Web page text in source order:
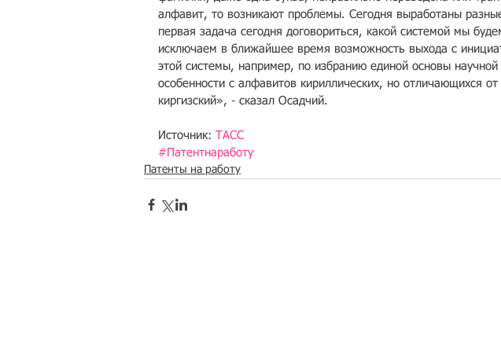
алфавит, то возникают проблемы. Сегодня выработаны
первая задача сегодня договориться, какой системой мы
исключаем в ближайшее время возможность выхода с
этой системы, например, по избранию единой основы
особенности с алфавитов кириллических, но отличающихся от
киргизский», - сказал Осадчий.
Источник: ТАСС
#Патентнаработу
Патенты на работу